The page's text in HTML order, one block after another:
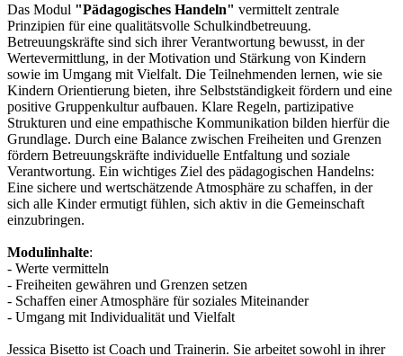
Das Modul "Pädagogisches Handeln" vermittelt zentrale
Prinzipien für eine qualitätsvolle Schulkindbetreuung.
Betreuungskräfte sind sich ihrer Verantwortung bewusst, in der
Wertevermittlung, in der Motivation und Stärkung von Kindern
sowie im Umgang mit Vielfalt. Die Teilnehmenden lernen, wie sie
Kindern Orientierung bieten, ihre Selbstständigkeit fördern und eine
positive Gruppenkultur aufbauen. Klare Regeln, partizipative
Strukturen und eine empathische Kommunikation bilden hierfür die
Grundlage. Durch eine Balance zwischen Freiheiten und Grenzen
fördern Betreuungskräfte individuelle Entfaltung und soziale
Verantwortung. Ein wichtiges Ziel des pädagogischen Handelns:
Eine sichere und wertschätzende Atmosphäre zu schaffen, in der
sich alle Kinder ermutigt fühlen, sich aktiv in die Gemeinschaft
einzubringen.
Modulinhalte:
- Werte vermitteln
- Freiheiten gewähren und Grenzen setzen
- Schaffen einer Atmosphäre für soziales Miteinander
- Umgang mit Individualität und Vielfalt
Jessica Bisetto ist Coach und Trainerin. Sie arbeitet sowohl in ihrer